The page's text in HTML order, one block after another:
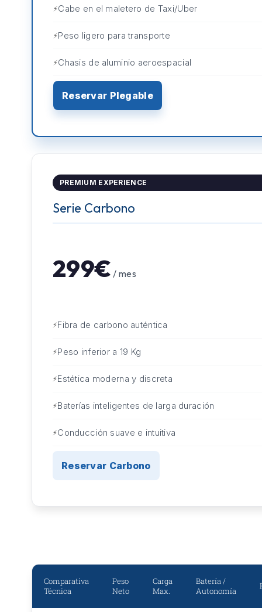
Cabe en el maletero de Taxi/Uber
Peso ligero para transporte
Chasis de aluminio aeroespacial
Reservar Plegable
PREMIUM EXPERIENCE
Serie Carbono
299€ / mes
Fibra de carbono auténtica
Peso inferior a 19 Kg
Estética moderna y discreta
Baterías inteligentes de larga duración
Conducción suave e intuitiva
Reservar Carbono
Comparativa
Técnica
Peso
Neto
Carga
Max.
Batería /
Autonomía